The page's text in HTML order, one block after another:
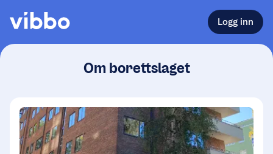
Logg inn
Om borettslaget